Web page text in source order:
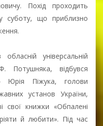
Похід проходить
суботу, що приблизно
універсальній
Потушняка, відбувся
Юрія Піжука, голови
установ України,
свої книжки «Обпалені
й любити». Під час